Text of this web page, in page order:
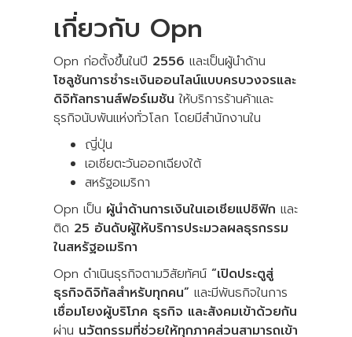
เกี่ยวกับ Opn
Opn ก่อตั้งขึ้นในปี 2556 และเป็นผู้นำด้าน
โซลูชันการชำระเงินออนไลน์แบบครบวงจรและ
ดิจิทัลทรานส์ฟอร์เมชัน ให้บริการร้านค้าและ
ธุรกิจนับพันแห่งทั่วโลก โดยมีสำนักงานใน
ญี่ปุ่น
เอเชียตะวันออกเฉียงใต้
สหรัฐอเมริกา
Opn เป็น ผู้นำด้านการเงินในเอเชียแปซิฟิก และ
ติด 25 อันดับผู้ให้บริการประมวลผลธุรกรรม
ในสหรัฐอเมริกา
Opn ดำเนินธุรกิจตามวิสัยทัศน์ “เปิดประตูสู่
ธุรกิจดิจิทัลสำหรับทุกคน” และมีพันธกิจในการ
เชื่อมโยงผู้บริโภค ธุรกิจ และสังคมเข้าด้วยกัน
ผ่าน นวัตกรรมที่ช่วยให้ทุกภาคส่วนสามารถเข้า